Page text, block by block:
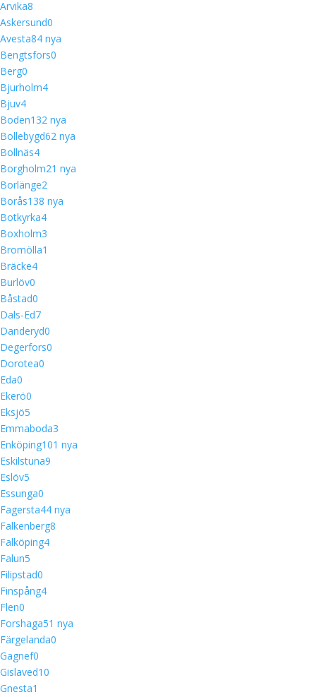
Arvika8
Askersund0
Avesta84 nya
Bengtsfors0
Berg0
Bjurholm4
Bjuv4
Boden132 nya
Bollebygd62 nya
Bollnäs4
Borgholm21 nya
Borlänge2
Borås138 nya
Botkyrka4
Boxholm3
Bromölla1
Bräcke4
Burlöv0
Båstad0
Dals-Ed7
Danderyd0
Degerfors0
Dorotea0
Eda0
Ekerö0
Eksjö5
Emmaboda3
Enköping101 nya
Eskilstuna9
Eslöv5
Essunga0
Fagersta44 nya
Falkenberg8
Falköping4
Falun5
Filipstad0
Finspång4
Flen0
Forshaga51 nya
Färgelanda0
Gagnef0
Gislaved10
Gnesta1